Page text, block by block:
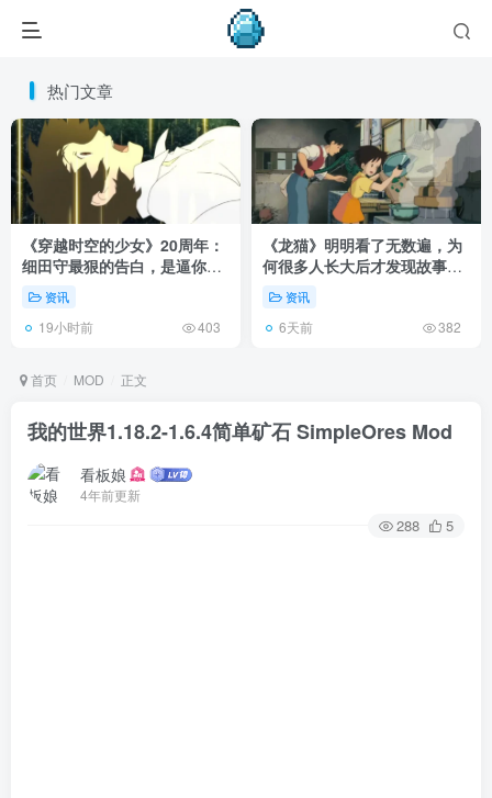
热门文章
《穿越时空的少女》20周年：
细田守最狠的告白，是逼你承
认有些夏天回不去了！
资讯
19小时前 403
《龙猫》明明看了无数遍，为
何很多人长大后才发现故事根
本不在 1988 年！
资讯
6天前 382
首页 MOD 正文
我的世界1.18.2-1.6.4简单矿石 SimpleOres Mod
看板娘
4年前更新
288 5